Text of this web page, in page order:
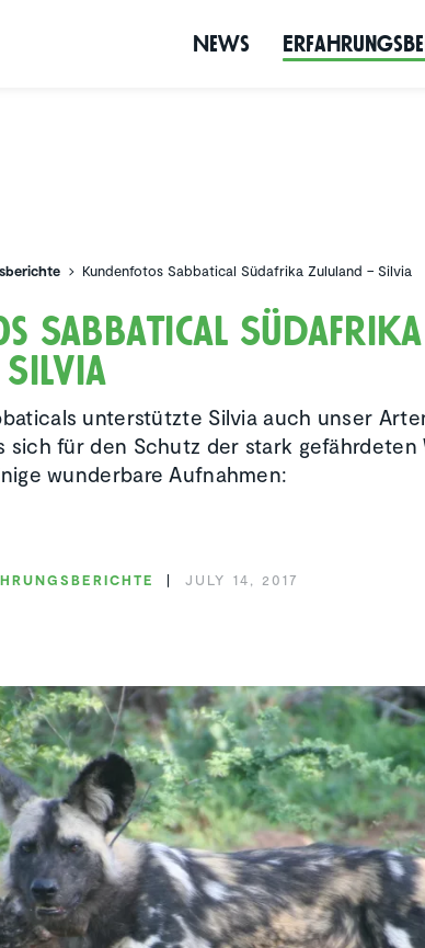
News
Kundenfotos Sabbatical Südafrika Zululand – Silvia
Sabba­tical Südafrika
unterstützte Silvia auch unser
sich für den Schutz der stark gefährdeten
wunderbare Aufnahmen:
JULY 14, 2017